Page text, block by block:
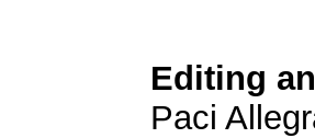
Editing
Paci